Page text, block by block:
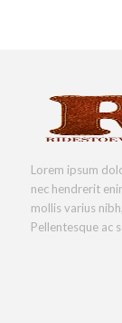
Lorem ipsum
nec hendrerit
mollis varius
Pellentesque ac